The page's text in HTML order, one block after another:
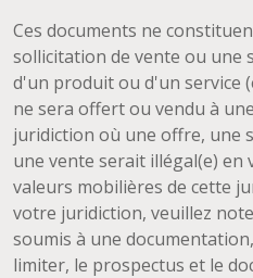
Ces documents ne
sollicitation de vente ou une
d'un produit ou d'un service
ne sera offert ou vendu à
juridiction où une offre, une
une vente serait illégal(e) en
valeurs mobilières de cette
votre juridiction, veuillez
soumis à une
limiter, le prospectus et le